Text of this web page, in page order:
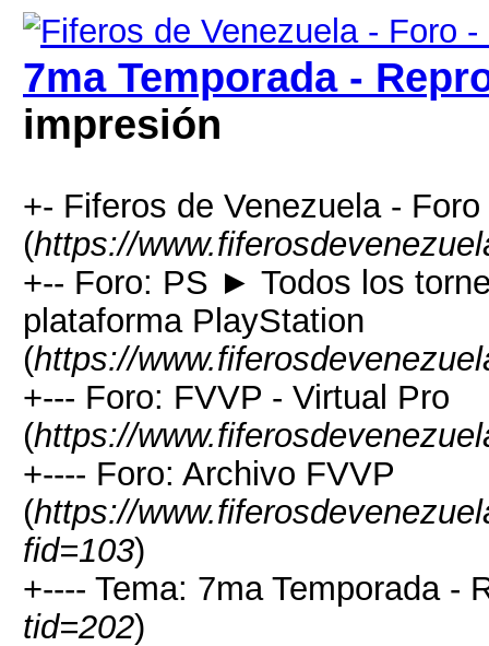
7ma Temporada -
impresión
+- Fiferos de Venezuela -
(https://
+-- Foro: PS ► Todos los
plataforma PlayStation
(https://
+--- Foro: FVVP - Virtual Pro
(https://
+---- Foro: Archivo FVVP
(https://
fid=103)
+---- Tema: 7ma Temporada -
tid=202)